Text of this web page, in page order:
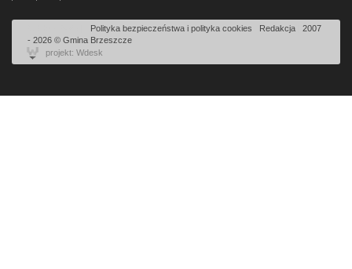
Polityka bezpieczeństwa i polityka cookies Redakcja
2007
- 2026 © Gmina Brzeszcze
projekt: Wdesk